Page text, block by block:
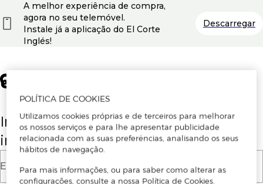
Insira o seu email para se registar ou
iniciar sessão.
E-mail
A melhor experiência de compra,
agora no seu telemóvel.
Instale já a aplicação do El Corte
Inglés!
Descarregar
POLÍTICA DE COOKIES
Utilizamos cookies próprias e de terceiros para melhorar
os nossos serviços e para lhe apresentar publicidade
relacionada com as suas preferências, analisando os seus
hábitos de navegação.
Para mais informações, ou para saber como alterar as
configurações, consulte a nossa Política de Cookies.